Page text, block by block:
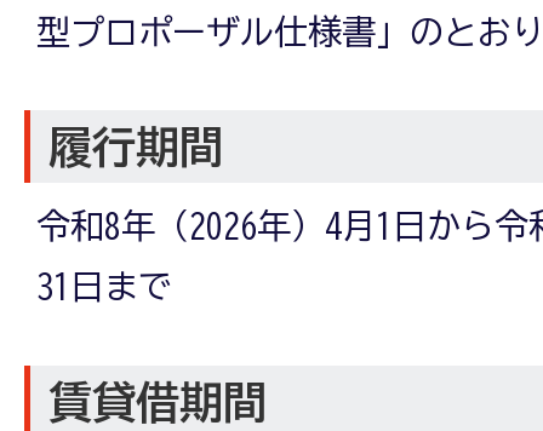
型プロポーザル仕様書」のとお
履行期間
令和8年（2026年）4月1日から令
31日まで
賃貸借期間